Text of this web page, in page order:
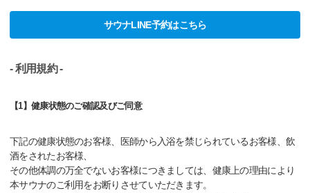
サウナLINE予約はこちら
- 利用規約 -
【1】健康状態のご確認及びご同意
下記の健康状態のお客様、医師から入浴を禁じられているお客様、飲
酒をされたお客様、
その他体調の万全でないお客様につきましては、健康上の理由により
本サウナのご利用をお断りさせていただきます。